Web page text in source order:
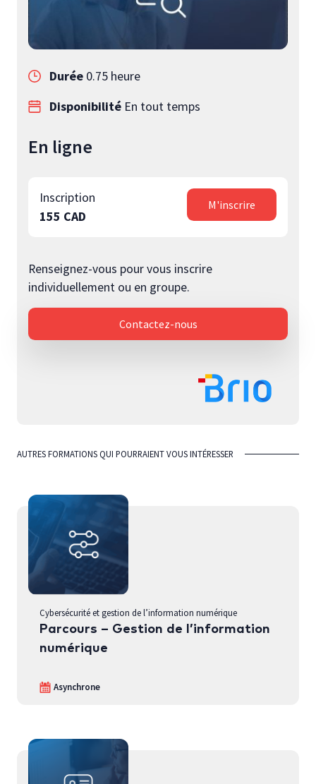
Durée 0.75 heure
Disponibilité En tout temps
En ligne
Inscription
155 CAD
M'inscrire
Renseignez-vous pour vous inscrire
individuellement ou en groupe.
Contactez-nous
AUTRES FORMATIONS QUI POURRAIENT VOUS INTÉRESSER
Cybersécurité et gestion de l’information numérique
Parcours – Gestion de l’information
numérique
Asynchrone